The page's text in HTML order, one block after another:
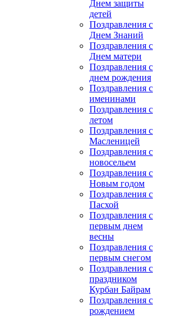
Днем защиты
детей
Поздравления с
Днем Знаний
Поздравления с
Днем матери
Поздравления с
днем рождения
Поздравления с
именинами
Поздравления с
летом
Поздравления с
Масленицей
Поздравления с
новосельем
Поздравления с
Новым годом
Поздравления с
Пасхой
Поздравления с
первым днем
весны
Поздравления с
первым снегом
Поздравления с
праздником
Курбан Байрам
Поздравления с
рождением